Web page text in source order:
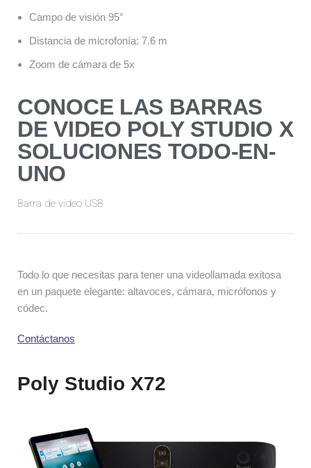
Campo de visión 95°
Distancia de microfonía: 7.6 m
Zoom de cámara de 5x
CONOCE LAS BARRAS
DE VIDEO POLY STUDIO X
SOLUCIONES TODO-EN-
UNO
Barra de video USB​
Todo lo que necesitas para tener una videollamada exitosa
en un paquete elegante: altavoces, cámara, micrófonos y
códec.
Contáctanos
Poly Studio X72